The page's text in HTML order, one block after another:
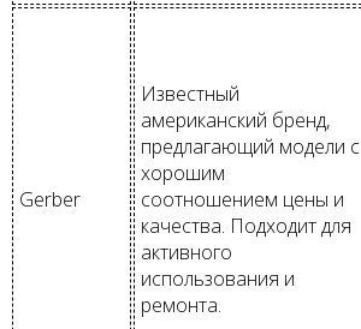
Gerber
Известный
американский бренд,
предлагающий модели с
хорошим
соотношением цены и
качества. Подходит для
активного
использования и
ремонта.